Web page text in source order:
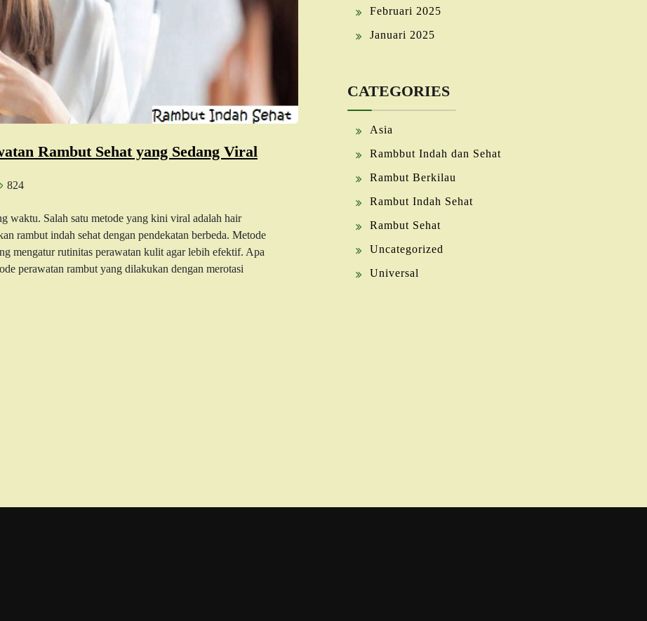
Rambut Sehat yang Sedang Viral
824
waktu. Salah satu metode yang kini viral adalah hair
rambut indah sehat dengan pendekatan berbeda. Metode
mengatur rutinitas perawatan kulit agar lebih efektif. Apa
perawatan rambut yang dilakukan dengan merotasi
Februari 2025
Januari 2025
CATEGORIES
Asia
Rambbut Indah dan Sehat
Rambut Berkilau
Rambut Indah Sehat
Rambut Sehat
Uncategorized
Universal